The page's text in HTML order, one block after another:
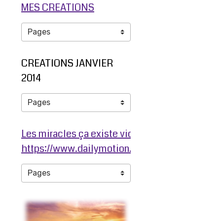
MES CREATIONS
CREATIONS JANVIER
2014
Les miracles ça existe video ma jambe avant
https://www.dailymotion.com/video/